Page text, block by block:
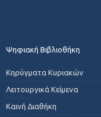
Ψηφιακή Βιβλιοθήκη
Κηρύγματα Κυριακών
Λειτουργικά Κείμενα
Καινή Διαθήκη